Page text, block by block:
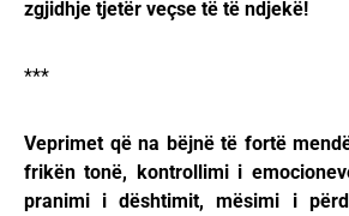
zgjidhje tjetër veçse të të ndjekë!
***
Veprimet që na bëjnë të fortë
frikën tonë, kontrollimi i
pranimi i dështimit, mësimi i